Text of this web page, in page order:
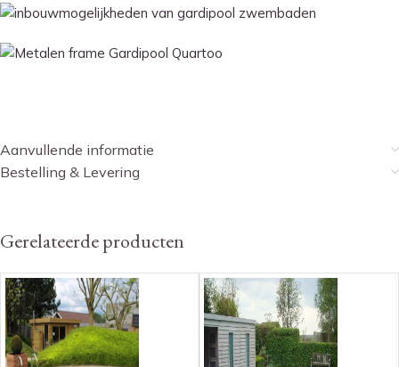
Aanvullende informatie
Bestelling & Levering
Gerelateerde producten